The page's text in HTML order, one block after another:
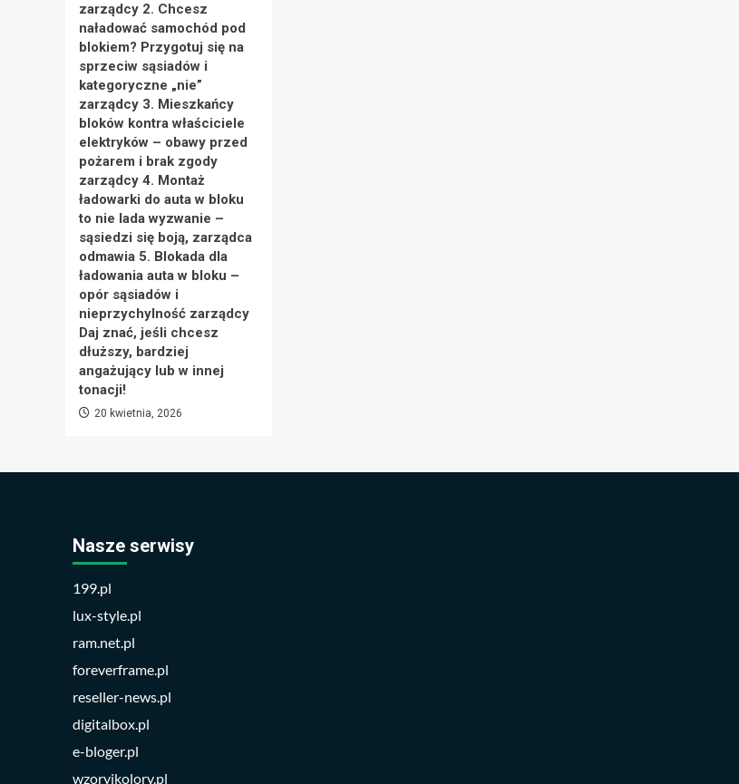
zarządcy 2. Chcesz
naładować samochód pod
blokiem? Przygotuj się na
sprzeciw sąsiadów i
kategoryczne „nie”
zarządcy 3. Mieszkańcy
bloków kontra właściciele
elektryków – obawy przed
pożarem i brak zgody
zarządcy 4. Montaż
ładowarki do auta w bloku
to nie lada wyzwanie –
sąsiedzi się boją, zarządca
odmawia 5. Blokada dla
ładowania auta w bloku –
opór sąsiadów i
nieprzychylność zarządcy
Daj znać, jeśli chcesz
dłuższy, bardziej
angażujący lub w innej
tonacji!
20 kwietnia, 2026
Nasze serwisy
199.pl
lux-style.pl
ram.net.pl
foreverframe.pl
reseller-news.pl
digitalbox.pl
e-bloger.pl
wzoryikolory.pl